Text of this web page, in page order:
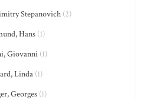
Stepanovich (2)
Hans (1)
Giovanni(1)
Linda(1)
Georges (1)